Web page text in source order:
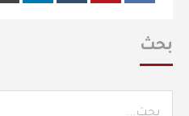
بحث